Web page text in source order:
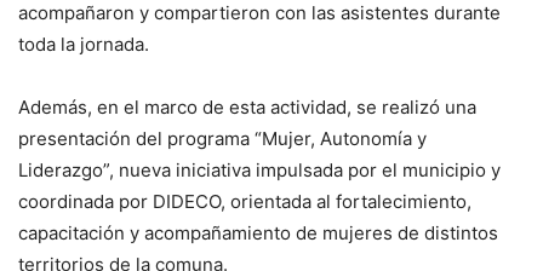
acompañaron y compartieron con las asistentes durante
toda la jornada.
Además, en el marco de esta actividad, se realizó una
presentación del programa “Mujer, Autonomía y
Liderazgo”, nueva iniciativa impulsada por el municipio y
coordinada por DIDECO, orientada al fortalecimiento,
capacitación y acompañamiento de mujeres de distintos
territorios de la comuna.